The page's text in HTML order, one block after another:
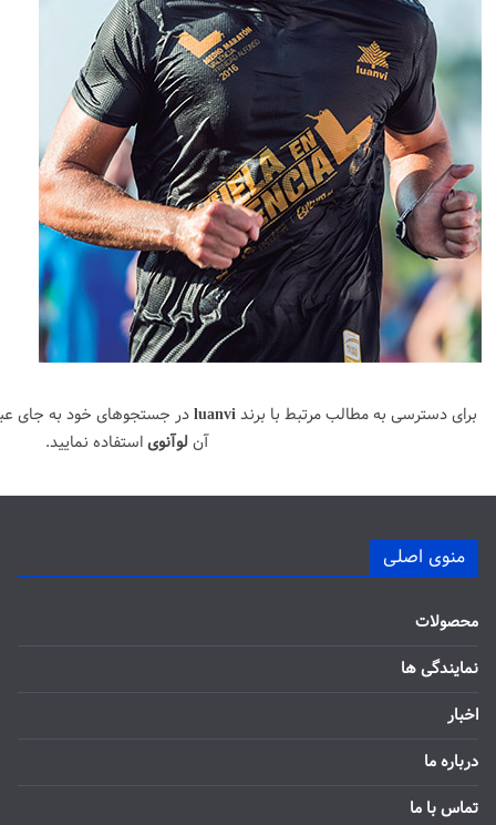
برای دسترسی به مطالب مرتبط با برندluanviدر جستجوهای خود به جای
آن لوآنویاستفاده نمایید.
منوی اصلی
محصولات
نمایندگی ها
اخبار
درباره ما
تماس با ما